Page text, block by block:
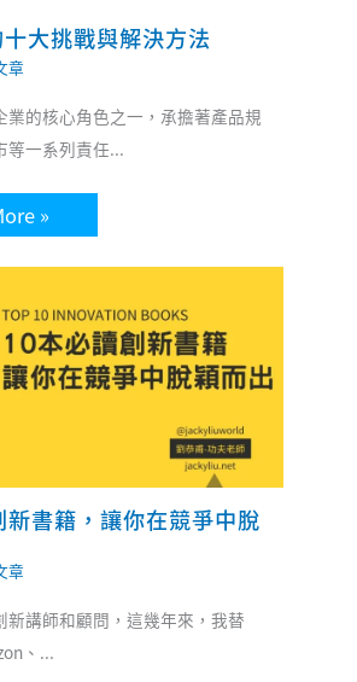
大挑戰與解決方法
章
業的核心角色之一，承擔著產品規
等一系列責任...
»
新書籍，讓你在競爭中脫
章
新講師和顧問，這幾年來，我替
、...